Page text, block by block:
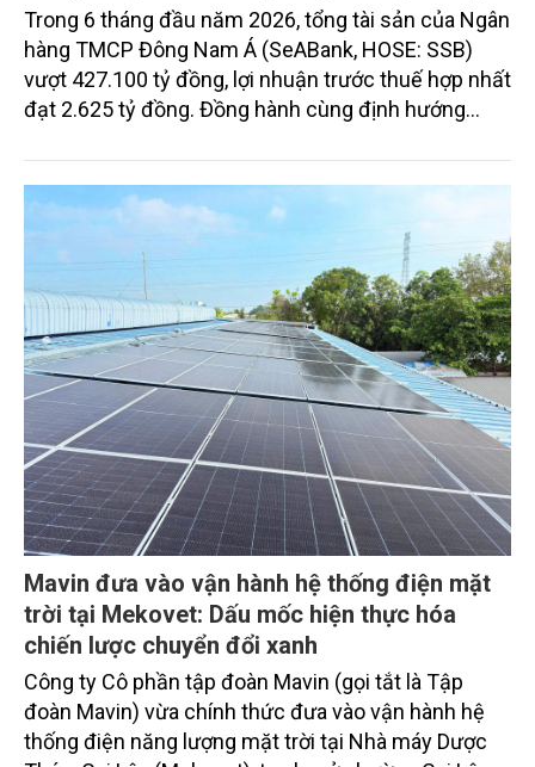
Trong 6 tháng đầu năm 2026, tổng tài sản của Ngân
hàng TMCP Đông Nam Á (SeABank, HOSE: SSB)
vượt 427.100 tỷ đồng, lợi nhuận trước thuế hợp nhất
đạt 2.625 tỷ đồng. Đồng hành cùng định hướng
SeABank tiếp tục duy trì hoạt động hiệu quả, mở
rộng tín dụng, củng cố nguồn vốn và đảm bảo các
chỉ tiêu an toàn.
Mavin đưa vào vận hành hệ thống điện mặt
trời tại Mekovet: Dấu mốc hiện thực hóa
chiến lược chuyển đổi xanh
Công ty Cô phần tập đoàn Mavin (gọi tắt là Tập
đoàn Mavin) vừa chính thức đưa vào vận hành hệ
thống điện năng lượng mặt trời tại Nhà máy Dược